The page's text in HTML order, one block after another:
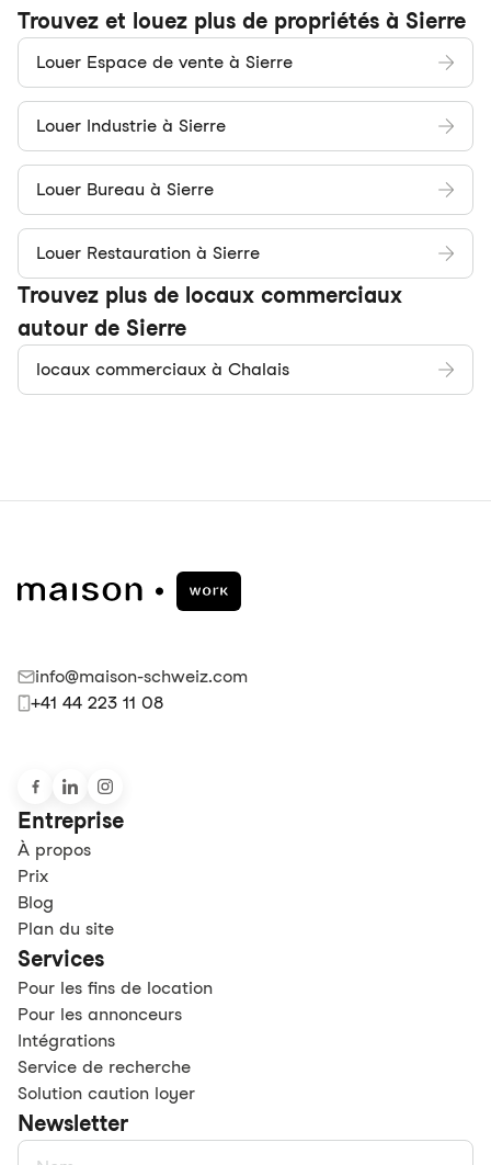
Trouvez et louez plus de propriétés à Sierre
Louer Espace de vente à Sierre
Louer Industrie à Sierre
Louer Bureau à Sierre
Louer Restauration à Sierre
Trouvez plus de locaux commerciaux
autour de Sierre
locaux commerciaux à Chalais
info@maison-schweiz.com
+41 44 223 11 08
Entreprise
À propos
Prix
Blog
Plan du site
Services
Pour les fins de location
Pour les annonceurs
Intégrations
Service de recherche
Solution caution loyer
Newsletter